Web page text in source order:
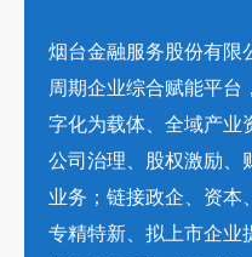
烟台金融服务股份有限
周期企业综合赋能平台
字化为载体、全域产业
公司治理、股权激励、
业务；链接政企、资本
专精特新、拟上市企业